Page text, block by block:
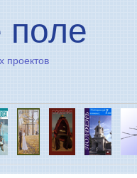
поле
проектов